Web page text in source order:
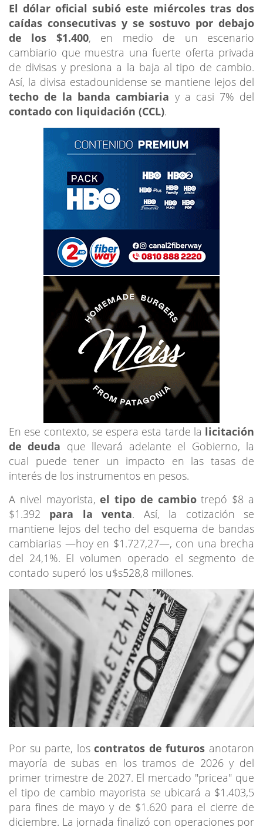
El dólar oficial subió este miércoles tras dos
caídas consecutivas y se sostuvo por debajo
de los $1.400, en medio de un escenario
cambiario que muestra una fuerte oferta privada
de divisas y presiona a la baja al tipo de cambio.
Así, la divisa estadounidense se mantiene lejos del
techo de la banda cambiaria y a casi 7% del
contado con liquidación (CCL).
En ese contexto, se espera esta tarde la licitación
de deuda que llevará adelante el Gobierno, la
cual puede tener un impacto en las tasas de
interés de los instrumentos en pesos.
A nivel mayorista,el tipo de cambiotrepó $8 a
$1.392 para la venta. Así, la cotización se
mantiene lejos del techo del esquema de bandas
cambiarias —hoy en $1.727,27—, con una brecha
del 24,1%. El volumen operado el segmento de
contado superó los u$s528,8 millones.
Por su parte, loscontratos de futuros anotaron
mayoría de subas en los tramos de 2026 y del
primer trimestre de 2027. El mercado "pricea" que
el tipo de cambio mayorista se ubicará a $1.403,5
para fines de mayo y de $1.620 para el cierre de
diciembre. La jornada finalizó con operaciones por